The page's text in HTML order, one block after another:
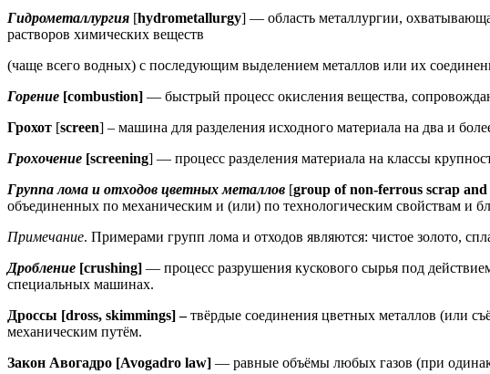
Гидрометаллургия [hydrometallurgy] — область металлургии,
растворов химических веществ
(чаще всего водных) с последующим выделением металлов или их
Горение [combustion] — быстрый процесс окисления вещества,
Грохот [screen] – машина для разделения исходного материала на два и
Грохочение [screening] — процесс разделения материала на классы
Группа лома и отходов цветных металлов [group of non-ferrous scrap and
объединенных по механическим и (или) по технологическим свойствам и
Примечание. Примерами групп лома и отходов являются: чистое золото,
Дробление [crushing] — процесс разрушения кускового сырья под
специальных машинах.
Дроссы [dross, skimmings] –твёрдые соединения цветных металлов (или
механическим путём.
Закон Авогадро [Avogadro law] — равные объёмы любых газов (при